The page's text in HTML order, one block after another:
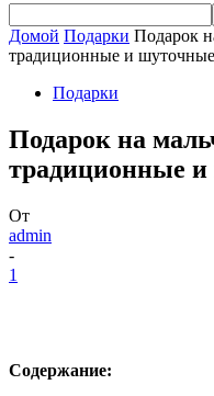
Домой Подарки Подарок
традиционные и шуточные
Подарки
Подарок на
традиционные
От
admin
-
1
Содержание: